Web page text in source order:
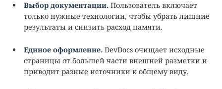
Выбор документации. Пользователь включает
только нужные технологии, чтобы убрать лишние
результаты и снизить расход памяти.
Единое оформление. DevDocs очищает исходные
страницы от большей части внешней разметки и
приводит разные источники к общему виду.